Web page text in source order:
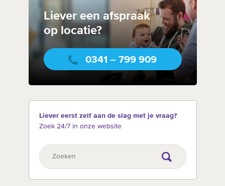
Liever een afspraak
op locatie?
0341 – 799 909
Liever eerst zelf aan de slag met je vraag?
Zoek 24/7 in onze website